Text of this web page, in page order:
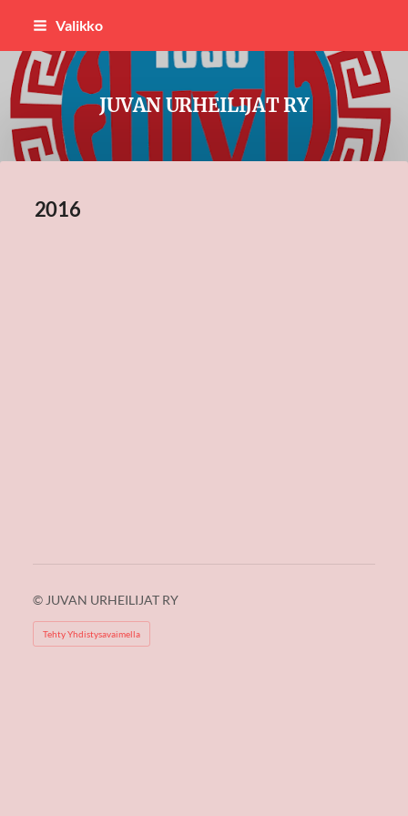
Siirry
sisältöön
Valikko
JUVAN URHEILIJAT RY
2016
© JUVAN URHEILIJAT RY
Tehty Yhdistysavaimella